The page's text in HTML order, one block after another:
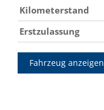
Kilometerstand
Erstzulassung
Fahrzeug anzeigen